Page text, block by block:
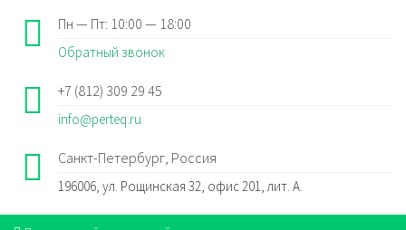
Пн — Пт: 10:00 — 18:00
Обратный звонок
+7 (812) 309 29 45
info@perteq.ru
Санкт-Петербург, Россия
196006, ул. Рощинская 32, офис 201, лит. А.